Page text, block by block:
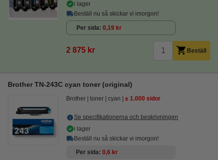
i lager
Beställ nu så skickar vi imorgon!
Per sida 0,19 kr
2 875 kr Beställ
Brother TN-243C cyan toner (original)
Brother toner cyan ± 1.000 sidor
Se specifikationerna och beskrivningen
i lager
Beställ nu så skickar vi imorgon!
Per sida 0,6 kr